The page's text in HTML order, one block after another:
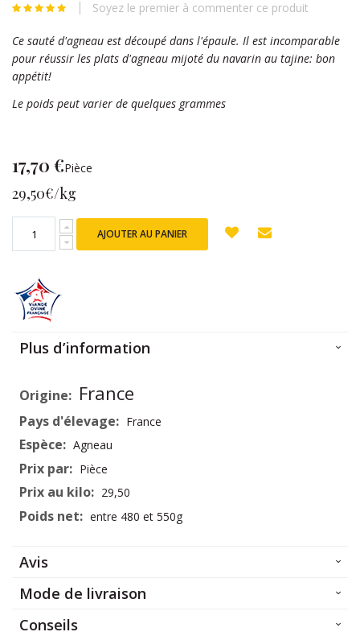
beginning
the
images
gallery
Soyez le premier à commenter ce produit
Ce sauté d'agneau est découpé dans l'épaule. Il est incomparable
pour réussir les plats d'agneau mijoté du navarin au tajine: bon
appétit!
Le poids peut varier de quelques grammes
17,70 €Pièce
29,50€/kg
AJOUTER AU PANIER
Plus d’information
Plus
d’informationFrance
France
Agneau
Pièce
29,50
entre 480 et 550g
Avis
Mode de livraison
Conseils